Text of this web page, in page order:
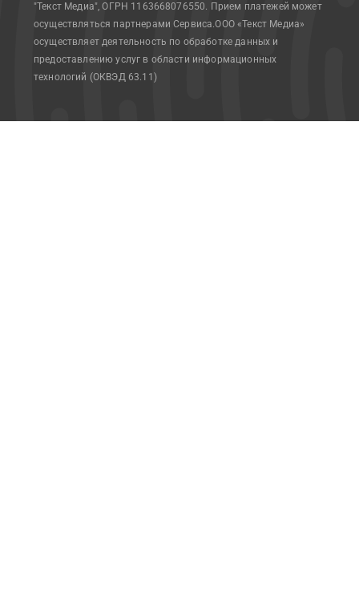
"Текст Медиа", ОГРН 1163668076550. Прием платежей может
осуществляться партнерами Сервиса.ООО «Текст Медиа»
осуществляет деятельность по обработке данных и
предоставлению услуг в области информационных
технологий (ОКВЭД 63.11)